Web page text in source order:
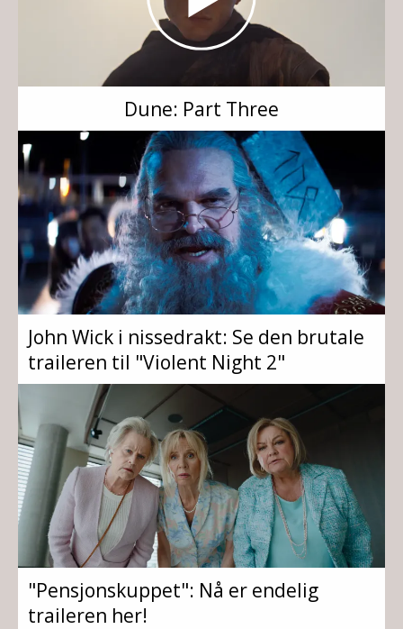
Dune: Part Three
John Wick i nissedrakt: Se den brutale
traileren til "Violent Night 2"
"Pensjonskuppet": Nå er endelig
traileren her!